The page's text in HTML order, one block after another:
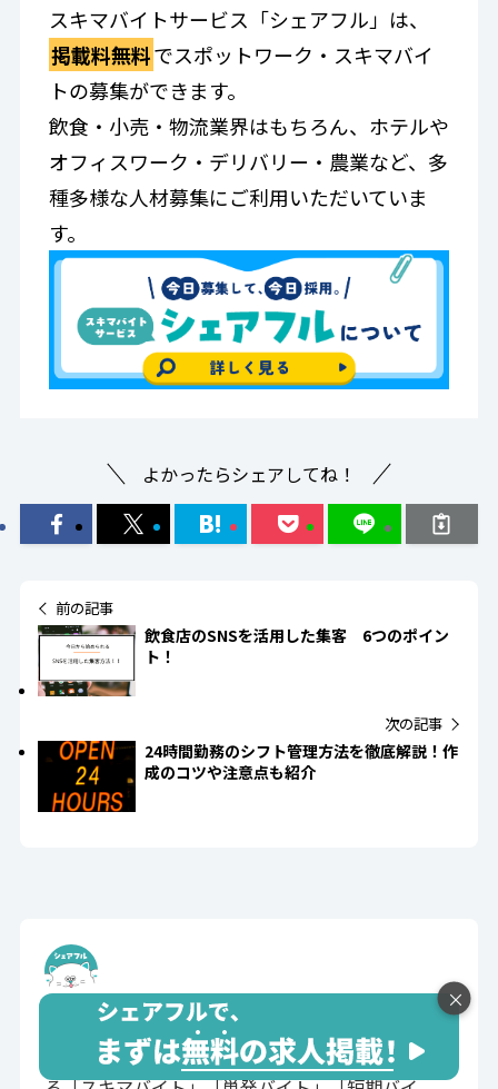
スキマバイトサービス「シェアフル」は、
掲載料無料でスポットワーク・スキマバイ
トの募集ができます。
飲食・小売・物流業界はもちろん、ホテルや
オフィスワーク・デリバリー・農業など、多
種多様な人材募集にご利用いただいていま
す。
よかったらシェアしてね！
飲食店のSNSを活用した集客 6つのポイン
ト！
24時間勤務のシフト管理方法を徹底解説！作
成のコツや注意点も紹介
シェアフルマガジン編集部
「シェアフルマガジン」はスキマ時間ではたらけ
×